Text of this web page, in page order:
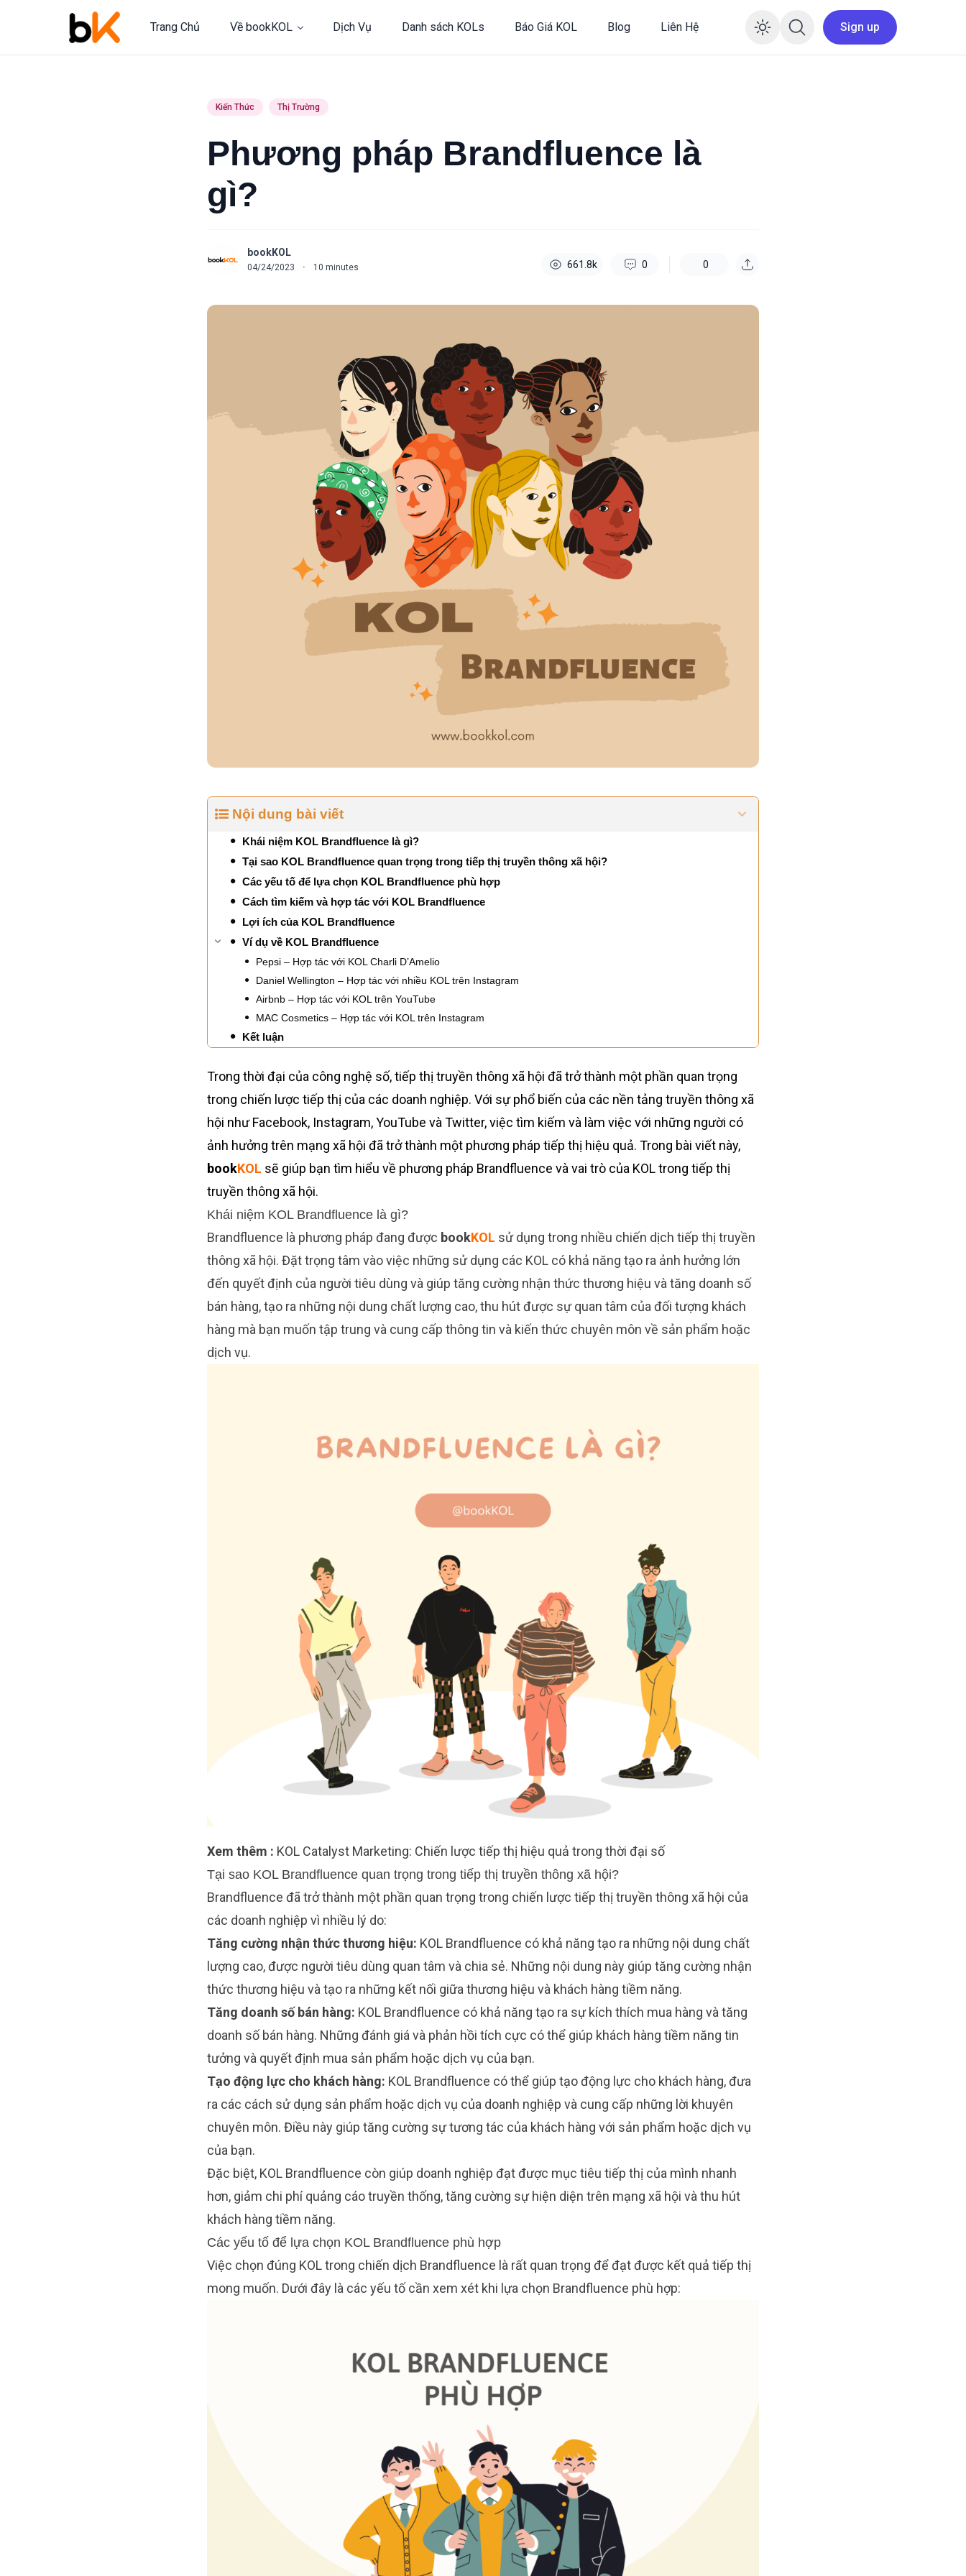
Trang Chủ Về bookKOL Dịch Vụ Danh sách KOLs Báo Giá KOL Blog Liên Hệ Enable dark mode
Sign up
Kiến Thức Thị Trường
Phương pháp Brandfluence là
gì?
bookKOL
04/24/2023 · 10 minutes 661.8k 0 0
Nội dung bài viết
Khái niệm KOL Brandfluence là gì?
Tại sao KOL Brandfluence quan trọng trong tiếp thị truyền thông xã hội?
Các yếu tố để lựa chọn KOL Brandfluence phù hợp
Cách tìm kiếm và hợp tác với KOL Brandfluence
Lợi ích của KOL Brandfluence
Ví dụ về KOL Brandfluence
Pepsi – Hợp tác với KOL Charli D’Amelio
Daniel Wellington – Hợp tác với nhiều KOL trên Instagram
Airbnb – Hợp tác với KOL trên YouTube
MAC Cosmetics – Hợp tác với KOL trên Instagram
Kết luận
Trong thời đại của công nghệ số, tiếp thị truyền thông xã hội đã trở thành một phần quan trọng
trong chiến lược tiếp thị của các doanh nghiệp. Với sự phổ biến của các nền tảng truyền thông xã
hội như Facebook, Instagram, YouTube và Twitter, việc tìm kiếm và làm việc với những người có
ảnh hưởng trên mạng xã hội đã trở thành một phương pháp tiếp thị hiệu quả. Trong bài viết này,
bookKOL sẽ giúp bạn tìm hiểu về phương pháp Brandfluence và vai trò của KOL trong tiếp thị
truyền thông xã hội.
Khái niệm KOL Brandfluence là gì?
Brandfluence là phương pháp đang được bookKOL sử dụng trong nhiều chiến dịch tiếp thị truyền
thông xã hội. Đặt trọng tâm vào việc những sử dụng các KOL có khả năng tạo ra ảnh hưởng lớn
đến quyết định của người tiêu dùng và giúp tăng cường nhận thức thương hiệu và tăng doanh số
bán hàng, tạo ra những nội dung chất lượng cao, thu hút được sự quan tâm của đối tượng khách
hàng mà bạn muốn tập trung và cung cấp thông tin và kiến thức chuyên môn về sản phẩm hoặc
dịch vụ.
Xem thêm : KOL Catalyst Marketing: Chiến lược tiếp thị hiệu quả trong thời đại số
Tại sao KOL Brandfluence quan trọng trong tiếp thị truyền thông xã hội?
Brandfluence đã trở thành một phần quan trọng trong chiến lược tiếp thị truyền thông xã hội của
các doanh nghiệp vì nhiều lý do:
Tăng cường nhận thức thương hiệu: KOL Brandfluence có khả năng tạo ra những nội dung chất
lượng cao, được người tiêu dùng quan tâm và chia sẻ. Những nội dung này giúp tăng cường nhận
thức thương hiệu và tạo ra những kết nối giữa thương hiệu và khách hàng tiềm năng.
Tăng doanh số bán hàng: KOL Brandfluence có khả năng tạo ra sự kích thích mua hàng và tăng
doanh số bán hàng. Những đánh giá và phản hồi tích cực có thể giúp khách hàng tiềm năng tin
tưởng và quyết định mua sản phẩm hoặc dịch vụ của bạn.
Tạo động lực cho khách hàng: KOL Brandfluence có thể giúp tạo động lực cho khách hàng, đưa
ra các cách sử dụng sản phẩm hoặc dịch vụ của doanh nghiệp và cung cấp những lời khuyên
chuyên môn. Điều này giúp tăng cường sự tương tác của khách hàng với sản phẩm hoặc dịch vụ
của bạn.
Đặc biệt, KOL Brandfluence còn giúp doanh nghiệp đạt được mục tiêu tiếp thị của mình nhanh
hơn, giảm chi phí quảng cáo truyền thống, tăng cường sự hiện diện trên mạng xã hội và thu hút
khách hàng tiềm năng.
Các yếu tố để lựa chọn KOL Brandfluence phù hợp
Việc chọn đúng KOL trong chiến dịch Brandfluence là rất quan trọng để đạt được kết quả tiếp thị
mong muốn. Dưới đây là các yếu tố cần xem xét khi lựa chọn Brandfluence phù hợp: